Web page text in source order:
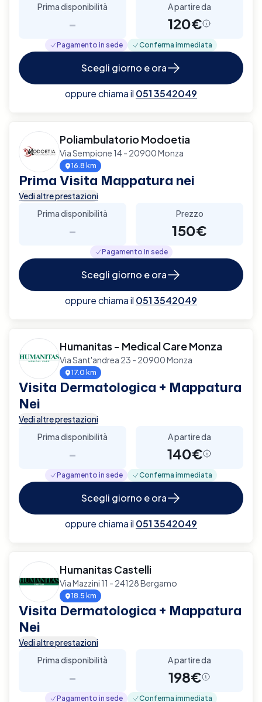
Prima disponibilità
-
A partire da
120€
Pagamento in sede Conferma immediata
Scegli giorno e ora
oppure chiama il 051 3542049
Poliambulatorio Modoetia
Via Sempione 14 - 20900 Monza
16.8 km
Prima Visita Mappatura nei
Vedi altre prestazioni
Prima disponibilità
-
Prezzo
150€
Pagamento in sede
Scegli giorno e ora
oppure chiama il 051 3542049
Humanitas - Medical Care Monza
Via Sant'andrea 23 - 20900 Monza
17.0 km
Visita Dermatologica + Mappatura
Nei
Vedi altre prestazioni
Prima disponibilità
-
A partire da
140€
Pagamento in sede Conferma immediata
Scegli giorno e ora
oppure chiama il 051 3542049
Humanitas Castelli
Via Mazzini 11 - 24128 Bergamo
18.5 km
Visita Dermatologica + Mappatura
Nei
Vedi altre prestazioni
Prima disponibilità
-
A partire da
198€
Pagamento in sede Conferma immediata